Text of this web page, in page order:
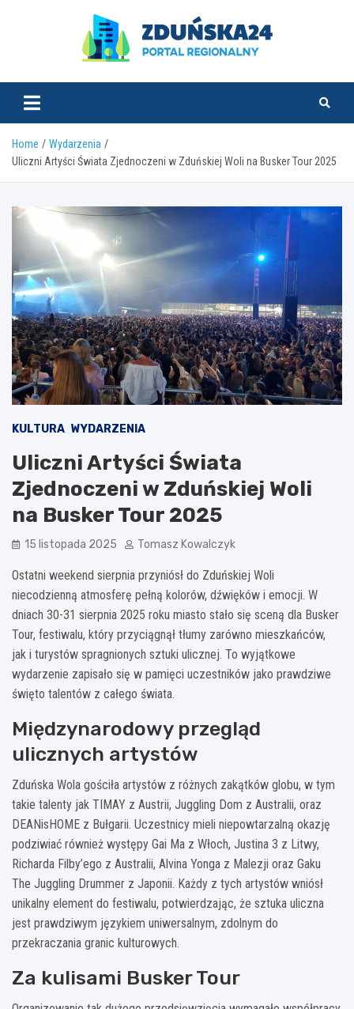
zdunska24.pl
Home
Wydarzenia
Uliczni Artyści Świata Zjednoczeni w Zduńskiej Woli na Busker Tour 2025
KULTURA WYDARZENIA
Uliczni Artyści Świata
Zjednoczeni w Zduńskiej Woli
na Busker Tour 2025
15 listopada 2025 Tomasz Kowalczyk
Ostatni weekend sierpnia przyniósł do Zduńskiej Woli
niecodzienną atmosferę pełną kolorów, dźwięków i emocji. W
dniach 30-31 sierpnia 2025 roku miasto stało się sceną dla Busker
Tour, festiwalu, który przyciągnął tłumy zarówno mieszkańców,
jak i turystów spragnionych sztuki ulicznej. To wyjątkowe
wydarzenie zapisało się w pamięci uczestników jako prawdziwe
święto talentów z całego świata.
Międzynarodowy przegląd
ulicznych artystów
Zduńska Wola gościła artystów z różnych zakątków globu, w tym
takie talenty jak TIMAY z Austrii, Juggling Dom z Australii, oraz
DEANisHOME z Bułgarii. Uczestnicy mieli niepowtarzalną okazję
podziwiać również występy Gai Ma z Włoch, Justina 3 z Litwy,
Richarda Filby’ego z Australii, Alvina Yonga z Malezji oraz Gaku
The Juggling Drummer z Japonii. Każdy z tych artystów wniósł
unikalny element do festiwalu, potwierdzając, że sztuka uliczna
jest prawdziwym językiem uniwersalnym, zdolnym do
przekraczania granic kulturowych.
Za kulisami Busker Tour